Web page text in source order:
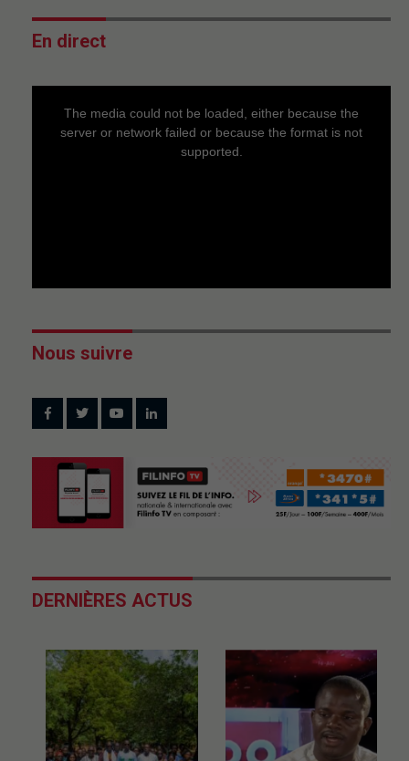
En direct
The media could not be loaded, either because the
server or network failed or because the format is not
supported.
Nous suivre
DERNIÈRES ACTUS